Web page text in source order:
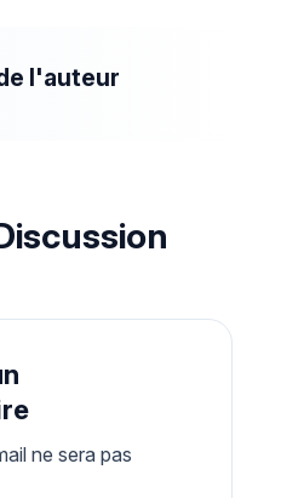
l'auteur
ne sera pas